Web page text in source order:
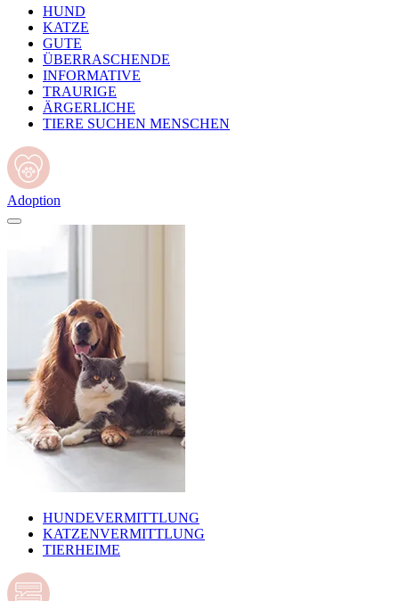
HUND
KATZE
GUTE
ÜBERRASCHENDE
INFORMATIVE
TRAURIGE
ÄRGERLICHE
TIERE SUCHEN MENSCHEN
Adoption
HUNDEVERMITTLUNG
KATZENVERMITTLUNG
TIERHEIME